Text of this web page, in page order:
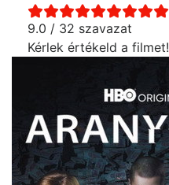
9.0 / 32 szavazat
Kérlek értékeld a filmet!